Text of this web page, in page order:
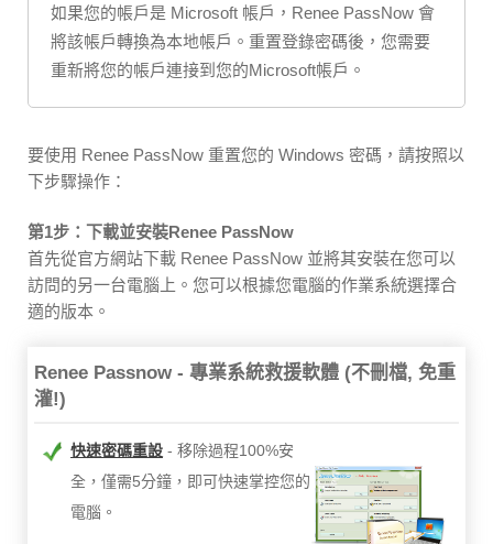
如果您的帳戶是 Microsoft 帳戶，Renee PassNow 會
將該帳戶轉換為本地帳戶。重置登錄密碼後，您需要
重新將您的帳戶連接到您的Microsoft帳戶。
要使用 Renee PassNow 重置您的 Windows 密碼，請按照以
下步驟操作：
第1步：下載並安裝Renee PassNow
首先從官方網站下載 Renee PassNow 並將其安裝在您可以
訪問的另一台電腦上。您可以根據您電腦的作業系統選擇合
適的版本。
Renee Passnow - 專業系統救援軟體 (不刪檔, 免重
灌!)
快速密碼重設
移除過程100%安
全，僅需5分鐘，即可快速掌控您的
電腦。